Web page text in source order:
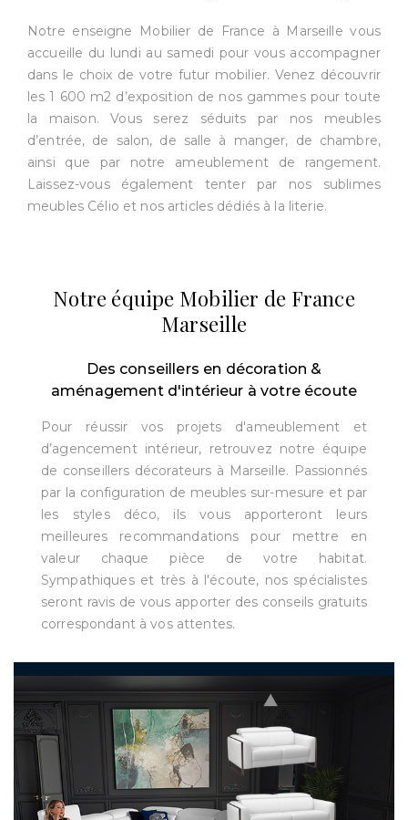
Notre enseigne Mobilier de France à Marseille vous
accueille du lundi au samedi pour vous accompagner
dans le choix de votre futur mobilier. Venez découvrir
les 1 600 m2 d’exposition de nos gammes pour toute
la maison. Vous serez séduits par nos meubles
d’entrée, de salon, de salle à manger, de chambre,
ainsi que par notre ameublement de rangement.
Laissez-vous également tenter par nos sublimes
meubles Célio et nos articles dédiés à la literie.
Notre équipe Mobilier de France
Marseille
Des conseillers en décoration &
aménagement d'intérieur à votre écoute
Pour réussir vos projets d'ameublement et
d’agencement intérieur, retrouvez notre équipe
de conseillers décorateurs à Marseille. Passionnés
par la configuration de meubles sur-mesure et par
les styles déco, ils vous apporteront leurs
meilleures recommandations pour mettre en
valeur chaque pièce de votre habitat.
Sympathiques et très à l'écoute, nos spécialistes
seront ravis de vous apporter des conseils gratuits
correspondant à vos attentes.